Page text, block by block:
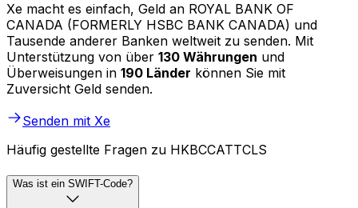
Xe macht es einfach, Geld an ROYAL BANK OF
CANADA (FORMERLY HSBC BANK CANADA) und
Tausende anderer Banken weltweit zu senden. Mit
Unterstützung von über 130 Währungen und
Überweisungen in 190 Länder können Sie mit
Zuversicht Geld senden.
Senden mit Xe
Häufig gestellte Fragen zu HKBCCATTCLS
Was ist ein SWIFT-Code?